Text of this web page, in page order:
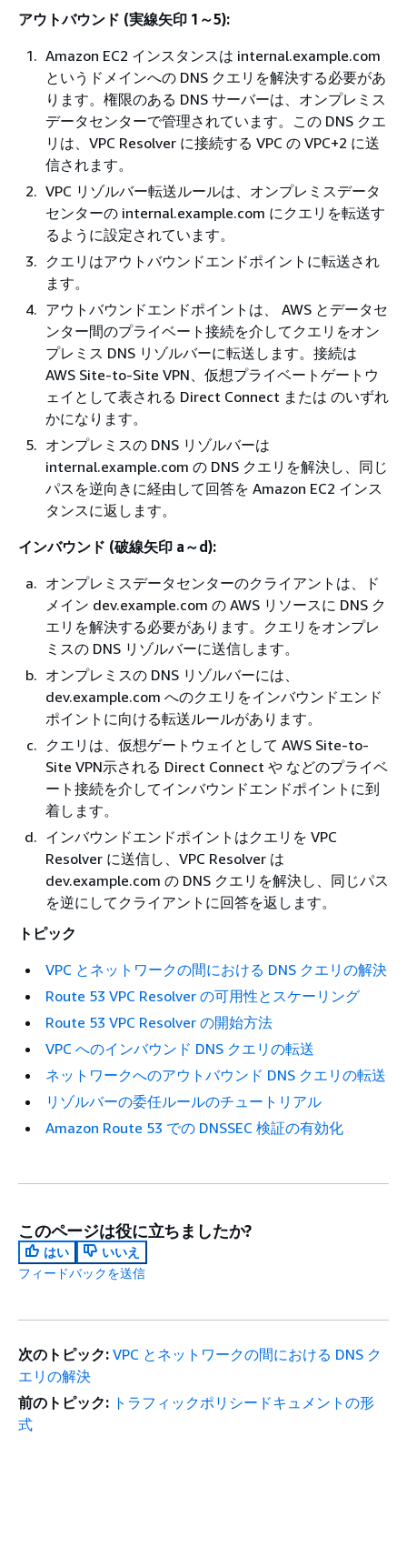
アウトバウンド (実線矢印 1～5):
Amazon EC2 インスタンスは internal.example.com
というドメインへの DNS クエリを解決する必要があ
ります。権限のある DNS サーバーは、オンプレミス
データセンターで管理されています。この DNS クエ
リは、VPC Resolver に接続する VPC の VPC+2 に送
信されます。
VPC リゾルバー転送ルールは、オンプレミスデータ
センターの internal.example.com にクエリを転送す
るように設定されています。
クエリはアウトバウンドエンドポイントに転送され
ます。
アウトバウンドエンドポイントは、 AWS とデータセ
ンター間のプライベート接続を介してクエリをオン
プレミス DNS リゾルバーに転送します。接続は
AWS Site-to-Site VPN、仮想プライベートゲートウ
ェイとして表される Direct Connect または のいずれ
かになります。
オンプレミスの DNS リゾルバーは
internal.example.com の DNS クエリを解決し、同じ
パスを逆向きに経由して回答を Amazon EC2 インス
タンスに返します。
インバウンド (破線矢印 a～d):
オンプレミスデータセンターのクライアントは、ド
メイン dev.example.com の AWS リソースに DNS ク
エリを解決する必要があります。クエリをオンプレ
ミスの DNS リゾルバーに送信します。
オンプレミスの DNS リゾルバーには、
dev.example.com へのクエリをインバウンドエンド
ポイントに向ける転送ルールがあります。
クエリは、仮想ゲートウェイとして AWS Site-to-
Site VPN示される Direct Connect や などのプライベ
ート接続を介してインバウンドエンドポイントに到
着します。
インバウンドエンドポイントはクエリを VPC
Resolver に送信し、VPC Resolver は
dev.example.com の DNS クエリを解決し、同じパス
を逆にしてクライアントに回答を返します。
トピック
VPC とネットワークの間における DNS クエリの解決
Route 53 VPC Resolver の可用性とスケーリング
Route 53 VPC Resolver の開始方法
VPC へのインバウンド DNS クエリの転送
ネットワークへのアウトバウンド DNS クエリの転送
リゾルバーの委任ルールのチュートリアル
Amazon Route 53 での DNSSEC 検証の有効化
このページは役に立ちましたか?
はい
いいえ
フィードバックを送信
次のトピック: VPC とネットワークの間における DNS ク
エリの解決
前のトピック: トラフィックポリシードキュメントの形
式